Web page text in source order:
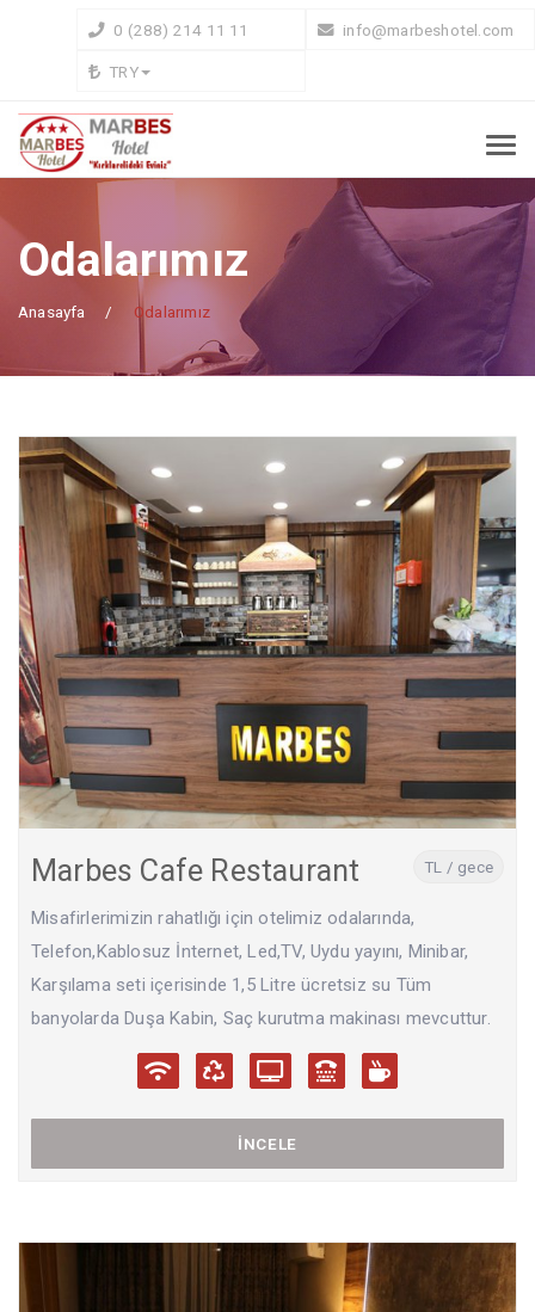
0 (288) 214 11 11 info@marbeshotel.com
TRY
Odalarımız
Anasayfa Odalarımız
Marbes Cafe Restaurant TL / gece
Misafirlerimizin rahatlığı için otelimiz odalarında,
Telefon,Kablosuz İnternet, Led,TV, Uydu yayını, Minibar,
Karşılama seti içerisinde 1,5 Litre ücretsiz su Tüm
banyolarda Duşa Kabin, Saç kurutma makinası mevcuttur.
İNCELE